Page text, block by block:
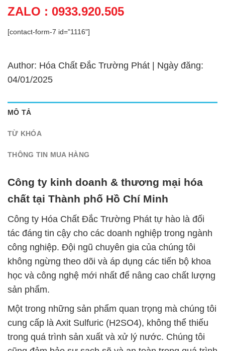
ZALO : 0933.920.505
[contact-form-7 id="1116"]
Author: Hóa Chất Đắc Trường Phát | Ngày đăng:
04/01/2025
MÔ TẢ
TỪ KHÓA
THÔNG TIN MUA HÀNG
Công ty kinh doanh & thương mại hóa
chất tại Thành phố Hồ Chí Minh
Công ty Hóa Chất Đắc Trường Phát tự hào là đối
tác đáng tin cậy cho các doanh nghiệp trong ngành
công nghiệp. Đội ngũ chuyên gia của chúng tôi
không ngừng theo dõi và áp dụng các tiến bộ khoa
học và công nghệ mới nhất để nâng cao chất lượng
sản phẩm.
Một trong những sản phẩm quan trọng mà chúng tôi
cung cấp là Axit Sulfuric (H2SO4), không thể thiếu
trong quá trình sản xuất và xử lý nước. Chúng tôi